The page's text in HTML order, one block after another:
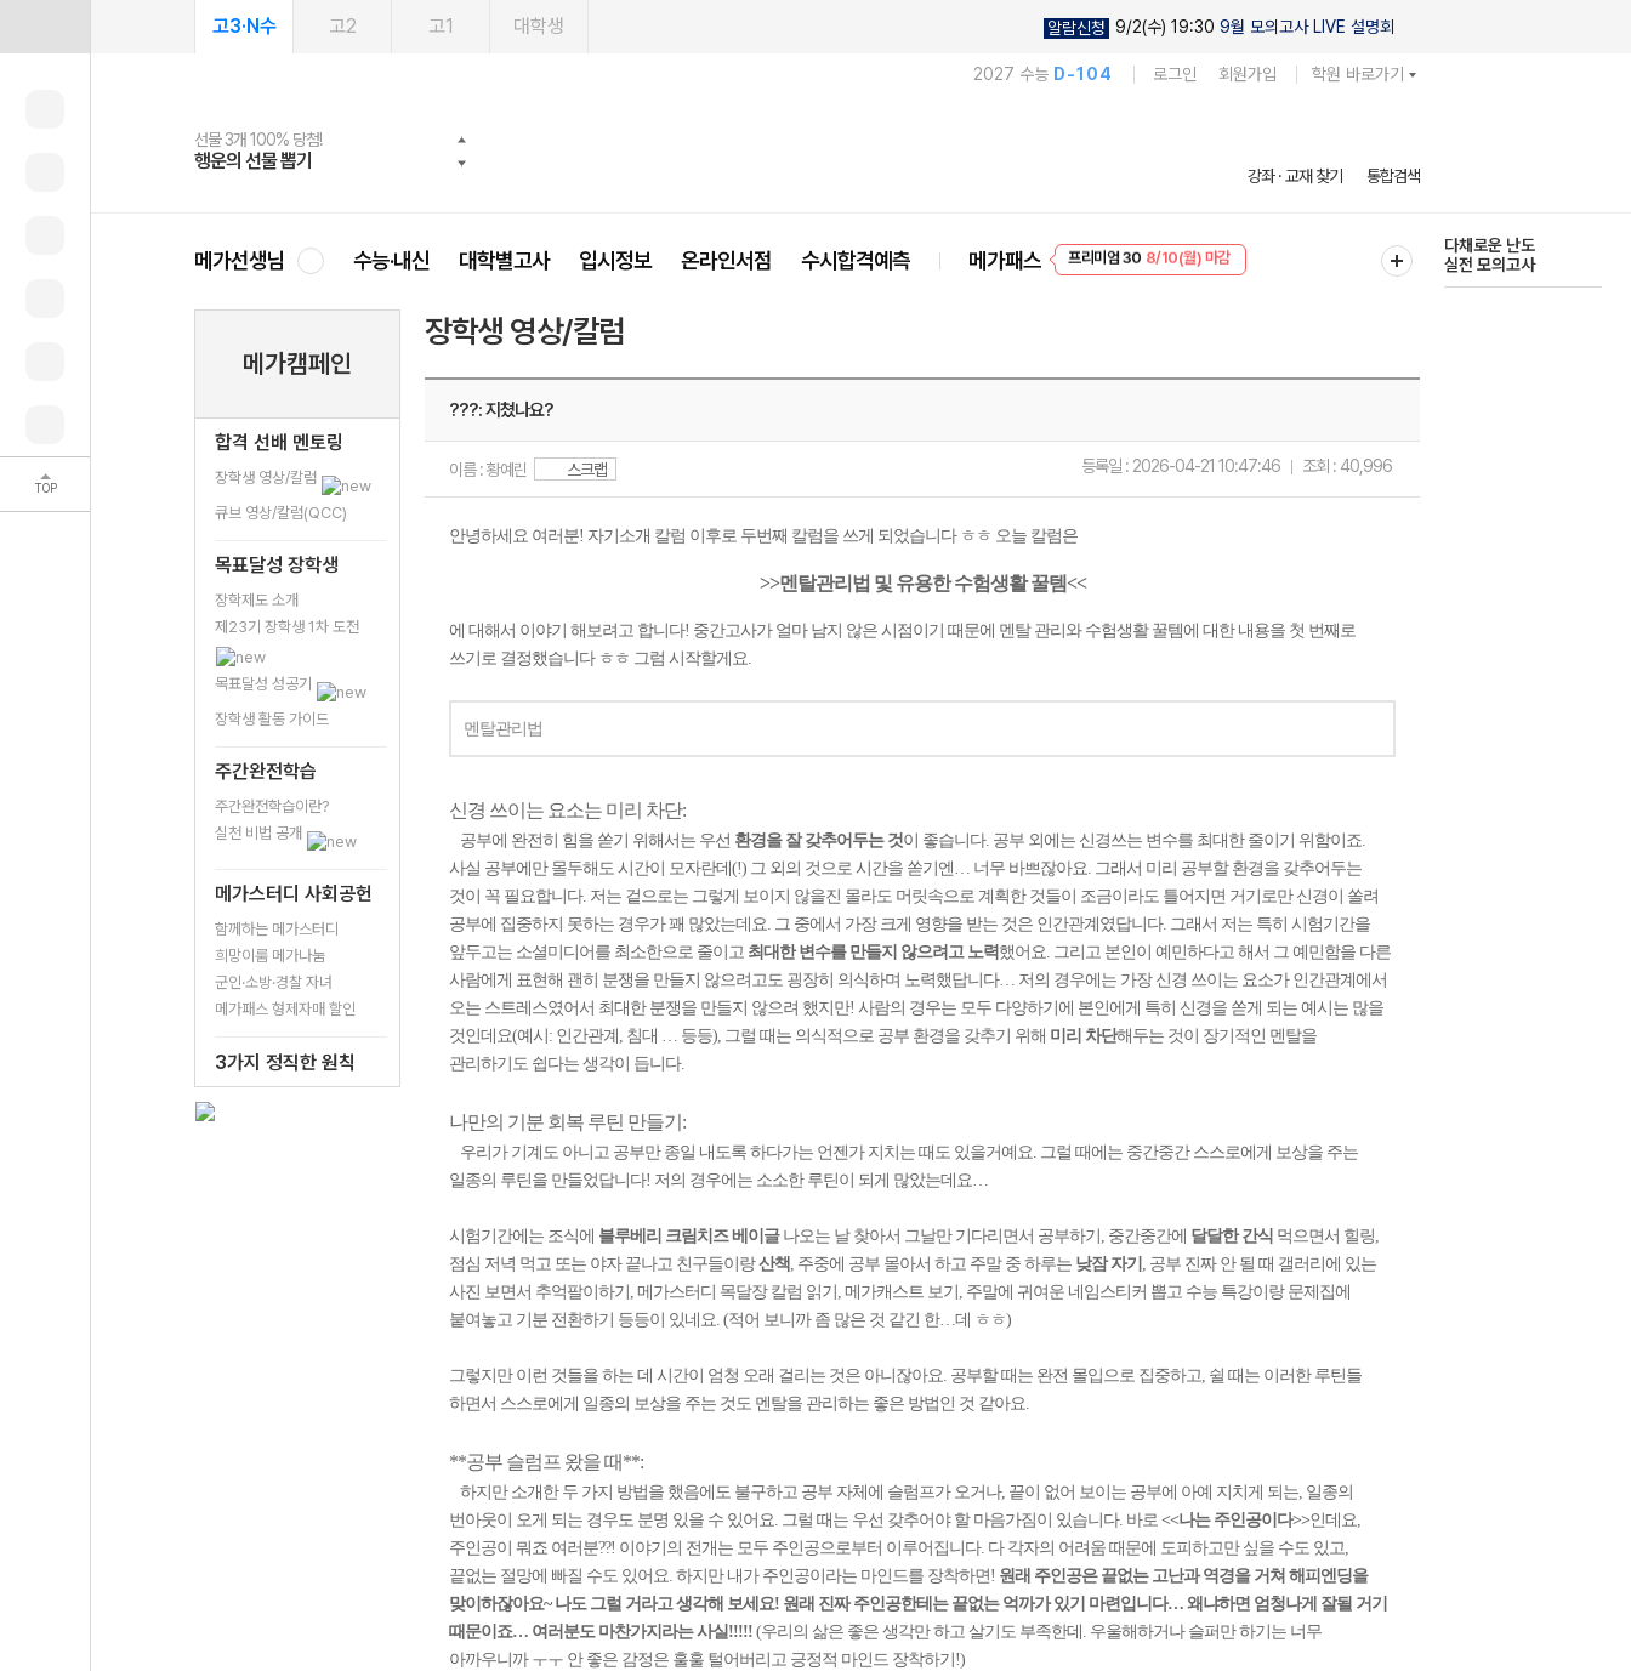
TOP
고3·N수 고2 고1 대학생 알람신청 9/2(수) 19:30 9월 모의고사 LIVE 설명회
2027 수능 D-104 로그인 회원가입 학원 바로가기
선물 3개 100% 당첨!
행운의 선물 뽑기
선물 100% 증정!
메가스터디 X 올리브
여름방학 스터디 캐시백
메가런 썸머스쿨
2027 러셀 단과
강사 공개선발
스마트러닝앱
설문 EVENT
메가패스
3일 무료 체험권
메가패스 수강생 무료혜택!
메가클럽 멤버십
사회공헌 캠페인
희망이룸 메가나눔
강좌 · 교재 찾기 통합검색
메가선생님 수능·내신 대학별고사 입시정보 온라인서점 수시합격예측 메가패스
EVENT 8/10(월) 마감
다채로운 난도
실전 모의고사
메가캠페인
합격 선배 멘토링
장학생 영상/칼럼
큐브 영상/칼럼(QCC)
목표달성 장학생
장학제도 소개
제23기 장학생 1차 도전
목표달성 성공기
장학생 활동 가이드
주간완전학습
주간완전학습이란?
실천 비법 공개
메가스터디 사회공헌
함께하는 메가스터디
희망이룸 메가나눔
군인·소방·경찰 자녀
메가패스 형제자매 할인
3가지 정직한 원칙
장학생 영상/칼럼
???: 지쳤나요?
이름 : 황예린 스크랩 등록일 : 2026-04-21 10:47:46 조회 : 40,996
안녕하세요 여러분! 자기소개 칼럼 이후로 두번째 칼럼을 쓰게 되었습니다 ㅎㅎ 오늘 칼럼은
>>멘탈관리법 및 유용한 수험생활 꿀템<<
에 대해서 이야기 해보려고 합니다! 중간고사가 얼마 남지 않은 시점이기 때문에 멘탈 관리와 수험생활 꿀템에 대한 내용을 첫 번째로
쓰기로 결정했습니다 ㅎㅎ 그럼 시작할게요.
멘탈관리법
신경 쓰이는 요소는 미리 차단:
공부에 완전히 힘을 쏟기 위해서는 우선 환경을 잘 갖추어두는 것이 좋습니다. 공부 외에는 신경쓰는 변수를 최대한 줄이기 위함이죠.
사실 공부에만 몰두해도 시간이 모자란데(!) 그 외의 것으로 시간을 쏟기엔… 너무 바쁘잖아요. 그래서 미리 공부할 환경을 갖추어두는
것이 꼭 필요합니다. 저는 겉으로는 그렇게 보이지 않을진 몰라도 머릿속으로 계획한 것들이 조금이라도 틀어지면 거기로만 신경이 쏠려
공부에 집중하지 못하는 경우가 꽤 많았는데요. 그 중에서 가장 크게 영향을 받는 것은 인간관계였답니다. 그래서 저는 특히 시험기간을
앞두고는 소셜미디어를 최소한으로 줄이고 최대한 변수를 만들지 않으려고 노력 했어요. 그리고 본인이 예민하다고 해서 그 예민함을 다른
사람에게 표현해 괜히 분쟁을 만들지 않으려고도 굉장히 의식하며 노력했답니다… 저의 경우에는 가장 신경 쓰이는 요소가 인간관계에서
오는 스트레스였어서 최대한 분쟁을 만들지 않으려 했지만! 사람의 경우는 모두 다양하기에 본인에게 특히 신경을 쏟게 되는 예시는 많을
것인데요(예시: 인간관계, 침대 … 등등), 그럴 때는 의식적으로 공부 환경을 갖추기 위해 미리 차단해두는 것이 장기적인 멘탈을
관리하기도 쉽다는 생각이 듭니다.
나만의 기분 회복 루틴 만들기:
우리가 기계도 아니고 공부만 종일 내도록 하다가는 언젠가 지치는 때도 있을거예요. 그럴 때에는 중간중간 스스로에게 보상을 주는
일종의 루틴을 만들었답니다! 저의 경우에는 소소한 루틴이 되게 많았는데요…
시험기간에는 조식에 블루베리 크림치즈 베이글나오는 날 찾아서 그날만 기다리면서 공부하기, 중간중간에 달달한 간식 먹으면서 힐링,
점심 저녁 먹고 또는 야자 끝나고 친구들이랑산책 , 주중에 공부 몰아서 하고 주말 중 하루는 낮잠 자기 , 공부 진짜 안 될 때 갤러리에 있는
사진 보면서 추억팔이하기, 메가스터디 목달장 칼럼 읽기, 메가캐스트 보기, 주말에 귀여운 네임스티커 뽑고 수능 특강이랑 문제집에
붙여놓고 기분 전환하기 등등이 있네요. (적어 보니까 좀 많은 것 같긴 한…데 ㅎㅎ)
그렇지만 이런 것들을 하는 데 시간이 엄청 오래 걸리는 것은 아니잖아요. 공부할 때는 완전 몰입으로 집중하고, 쉴 때는 이러한 루틴들
하면서 스스로에게 일종의 보상을 주는 것도 멘탈을 관리하는 좋은 방법인 것 같아요.
**공부 슬럼프 왔을 때**:
하지만 소개한 두 가지 방법을 했음에도 불구하고 공부 자체에 슬럼프가 오거나, 끝이 없어 보이는 공부에 아예 지치게 되는, 일종의
번아웃이 오게 되는 경우도 분명 있을 수 있어요. 그럴 때는 우선 갖추어야 할 마음가짐이 있습니다. 바로 <<나는 주인공이다>>인데요,
주인공이 뭐죠 여러분??! 이야기의 전개는 모두 주인공으로부터 이루어집니다. 다 각자의 어려움 때문에 도피하고만 싶을 수도 있고,
끝없는 절망에 빠질 수도 있어요. 하지만 내가 주인공이라는 마인드를 장착하면! 원래 주인공은 끝없는 고난과 역경을 거쳐 해피엔딩을
맞이하잖아요~ 나도 그럴 거라고 생각해 보세요! 원래 진짜 주인공한테는 끝없는 억까가 있기 마련입니다… 왜냐하면 엄청나게 잘될 거기
때문이죠… 여러분도 마찬가지라는 사실!!!!! (우리의 삶은 좋은 생각만 하고 살기도 부족한데. 우울해하거나 슬퍼만 하기는 너무
아까우니까 ㅜㅜ 안 좋은 감정은 훌훌 털어버리고 긍정적 마인드 장착하기!)